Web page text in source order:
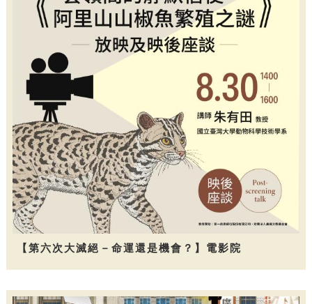
【第六次大滅絕－命運還是機會？】電影院